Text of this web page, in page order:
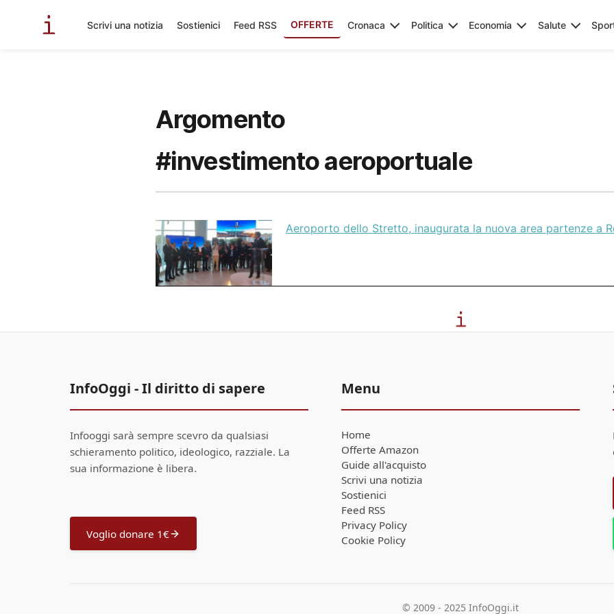
Scrivi una notizia Sostienici Feed RSS OFFERTE Cronaca Politica Economia Salute
Argomento
#investimento aeroportuale
Aeroporto dello Stretto, inaugurata la nuova area partenze a
InfoOggi - Il diritto di sapere
Infooggi sarà sempre scevro da qualsiasi
schieramento politico, ideologico, razziale. La
sua informazione è libera.
Voglio donare 1€
Menu
Home
Offerte Amazon
Guide all'acquisto
Scrivi una notizia
Sostienici
Feed RSS
Privacy Policy
Cookie Policy
© 2009 - 2025 InfoOggi.it